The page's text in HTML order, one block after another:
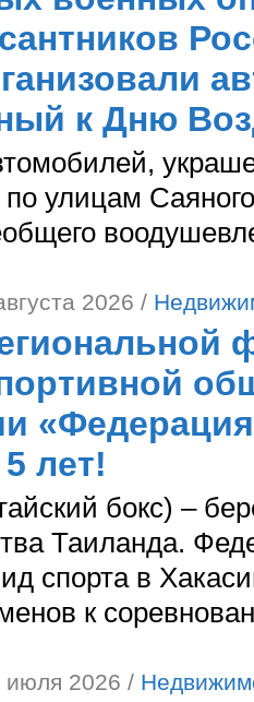
к Дню
улицам
2026 /
лет!
бокс) –
Таиланда.
спорта в
к
июля 2026 /